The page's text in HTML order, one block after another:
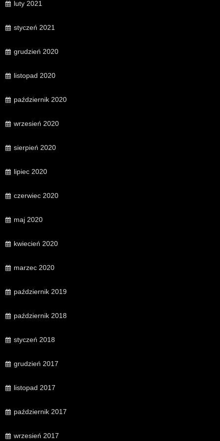
luty 2021
styczeń 2021
grudzień 2020
listopad 2020
październik 2020
wrzesień 2020
sierpień 2020
lipiec 2020
czerwiec 2020
maj 2020
kwiecień 2020
marzec 2020
październik 2019
październik 2018
styczeń 2018
grudzień 2017
listopad 2017
październik 2017
wrzesień 2017